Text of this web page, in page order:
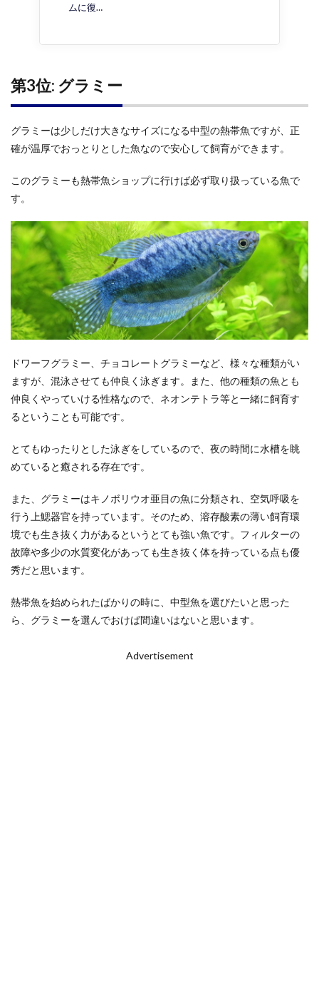
ムに復…
第3位: グラミー
グラミーは少しだけ大きなサイズになる中型の熱帯魚ですが、正
確が温厚でおっとりとした魚なので安心して飼育ができます。
このグラミーも熱帯魚ショップに行けば必ず取り扱っている魚で
す。
ドワーフグラミー、チョコレートグラミーなど、様々な種類がい
ますが、混泳させても仲良く泳ぎます。また、他の種類の魚とも
仲良くやっていける性格なので、ネオンテトラ等と一緒に飼育す
るということも可能です。
とてもゆったりとした泳ぎをしているので、夜の時間に水槽を眺
めていると癒される存在です。
また、グラミーはキノボリウオ亜目の魚に分類され、空気呼吸を
行う上鰓器官を持っています。そのため、溶存酸素の薄い飼育環
境でも生き抜く力があるというとても強い魚です。フィルターの
故障や多少の水質変化があっても生き抜く体を持っている点も優
秀だと思います。
熱帯魚を始められたばかりの時に、中型魚を選びたいと思った
ら、グラミーを選んでおけば間違いはないと思います。
Advertisement